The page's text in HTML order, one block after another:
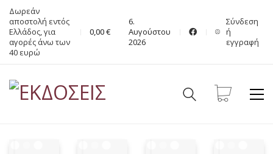
Δωρεάν
αποστολή εντός
Ελλάδος, για
αγορές άνω των
40 ευρώ
0,00€
6.
Αυγούστου
2026
Σύνδεση
ή
εγγραφή